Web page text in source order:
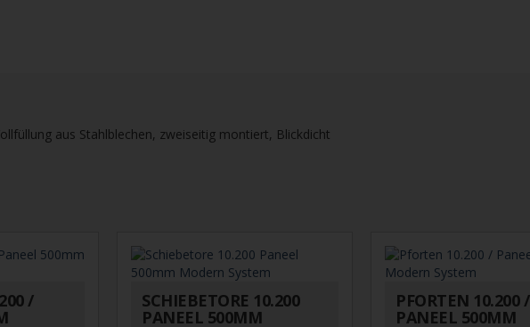
aus Stahlblechen, zweiseitig montiert, Blickdicht
/ SCHIEBETORE 10.200
PANEEL 500MM
PFORTEN 10.200 /
PANEEL 500MM